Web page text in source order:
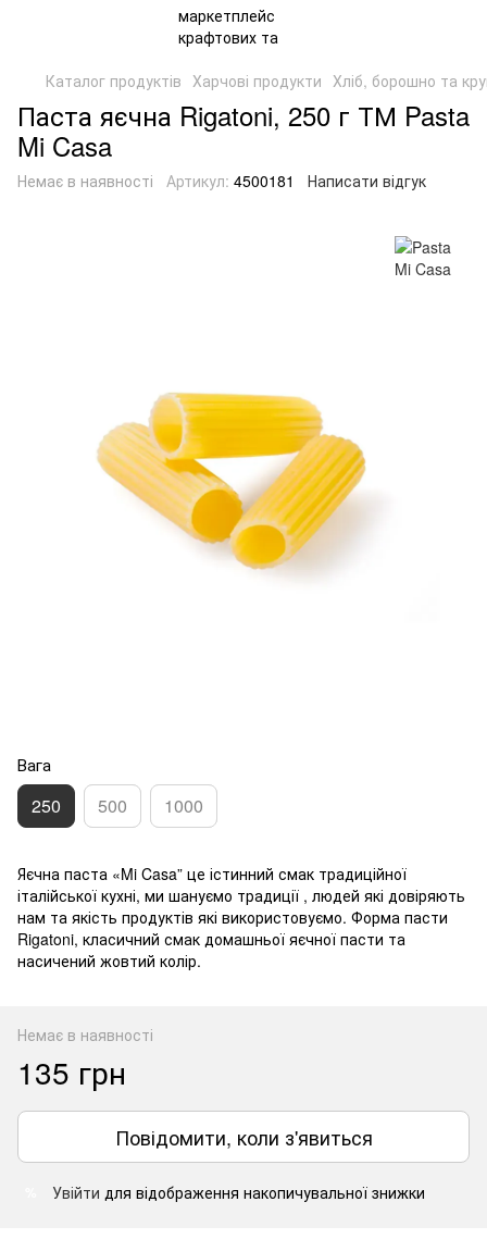
Каталог продуктів Харчові продукти Хліб, борошно та
Паста яєчна Rigatoni, 250 г ТМ Pasta
Mi Casa
Немає в наявності Артикул: 4500181 Написати відгук
Вага
250 500 1000
Яєчна паста «Mi Casa” це істинний смак традиційної
італійської кухні, ми шануємо традиції , людей які довіряють
нам та якість продуктів які використовуємо. Форма пасти
Rigatoni, класичний смак домашньої яєчної пасти та
насичений жовтий колір.
Немає в наявності
135 грн
Повідомити, коли з'явиться
Увійти для відображення накопичувальної знижки